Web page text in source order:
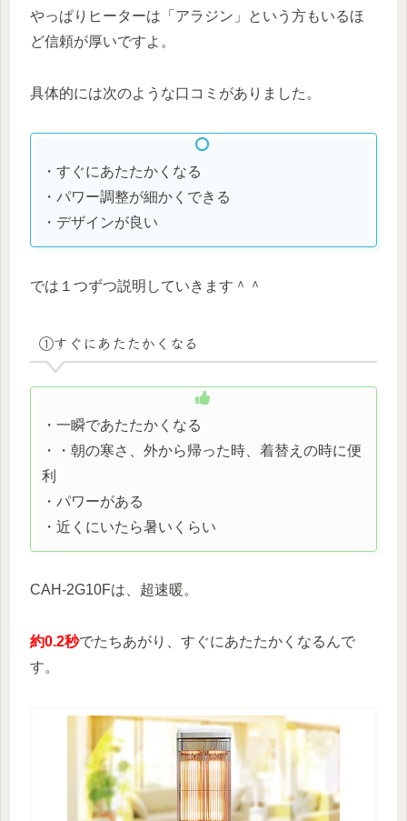
やっぱりヒーターは「アラジン」という方もいるほ
ど信頼が厚いですよ。
具体的には次のような口コミがありました。
・すぐにあたたかくなる
・パワー調整が細かくできる
・デザインが良い
では１つずつ説明していきます＾＾
①すぐにあたたかくなる
・一瞬であたたかくなる
・・朝の寒さ、外から帰った時、着替えの時に便
利
・パワーがある
・近くにいたら暑いくらい
CAH-2G10Fは、超速暖。
約0.2秒でたちあがり、すぐにあたたかくなるんで
す。